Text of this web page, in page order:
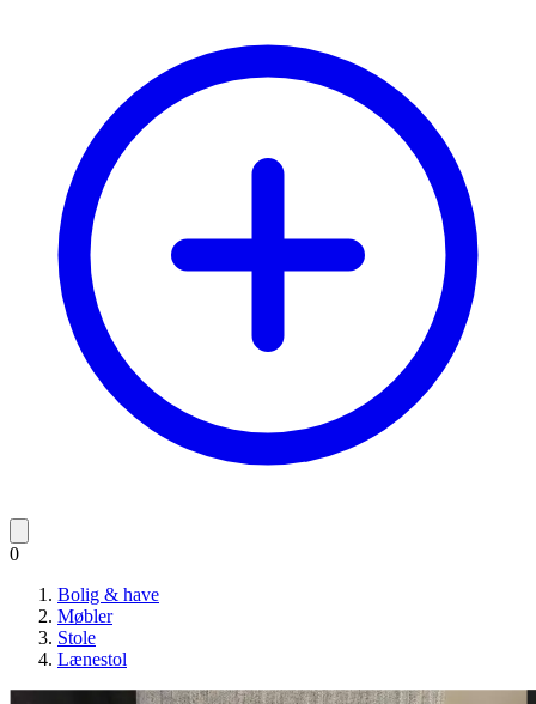
0
Bolig & have
Møbler
Stole
Lænestol